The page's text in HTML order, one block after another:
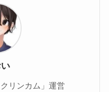
リンカム」運営